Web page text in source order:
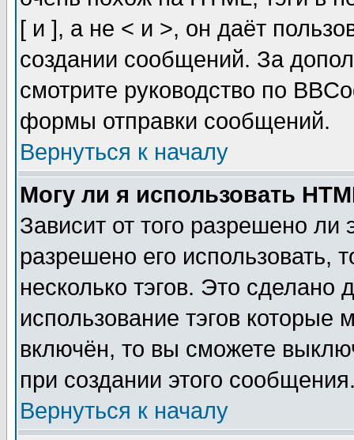
[ и ], а не < и >, он даёт
создании сообщений. За
смотрите руководство по
формы отправки сообщений.
Вернуться к началу
Могу ли я использовать
Зависит от того разрешено
разрешено его использовать,
несколько тэгов. Это сделано
использование тэгов
включён, то вы сможете
при создании этого
Вернуться к началу